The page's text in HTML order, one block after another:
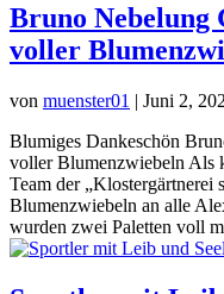
Bruno Nebelung
voller
von muenster01 | Juni 2,
Blumiges Dankeschön
voller Blumenzwiebeln Als
Team der „Klostergärtnerei
Blumenzwiebeln an alle
wurden zwei Paletten voll